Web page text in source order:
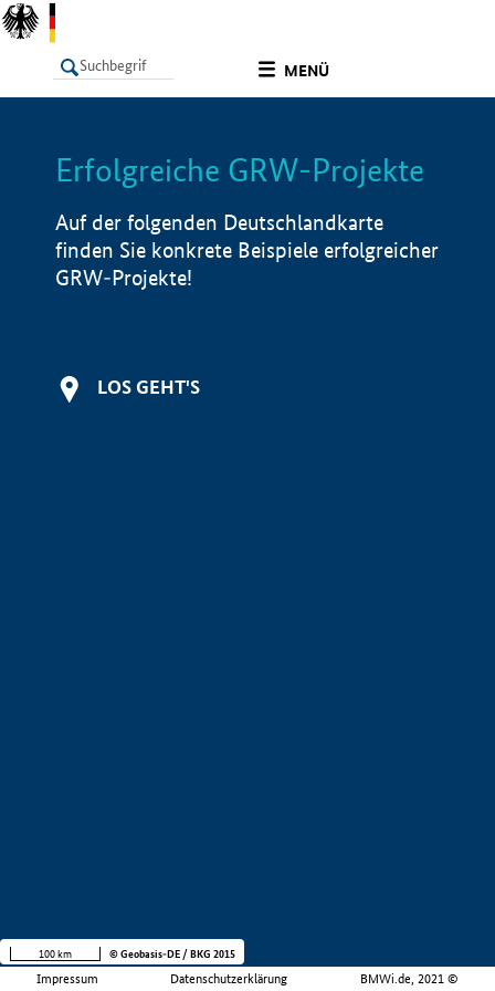
MENÜ
LISTE Info
Erfolgreiche GRW-Projekte
Auf der folgenden Deutschlandkarte
finden Sie konkrete Beispiele erfolgreicher
GRW-Projekte!
LOS GEHT'S
Impressum Datenschutzerklärung BMWi.de, 2021 ©
100 km © Geobasis-DE / BKG 2015